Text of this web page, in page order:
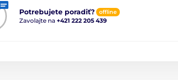
Potrebujete poradiť? offline
Zavolajte na +421 222 205 439